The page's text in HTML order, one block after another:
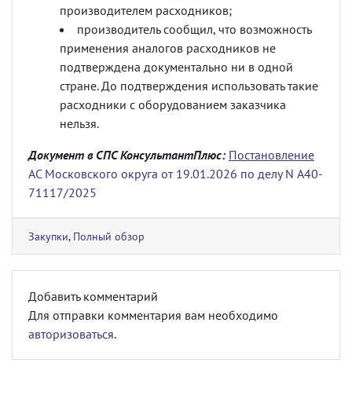
производителем расходников;
производитель сообщил, что возможность
применения аналогов расходников не
подтверждена документально ни в одной
стране. До подтверждения использовать такие
расходники с оборудованием заказчика
нельзя.
Документ в СПС КонсультантПлюс: Постановление
АС Московского округа от 19.01.2026 по делу N А40-
71117/2025
Закупки, Полный обзор
Добавить комментарий
Для отправки комментария вам необходимо
авторизоваться.